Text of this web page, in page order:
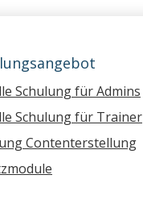
Schulung für Admins
Schulung für Trainer
Contenterstellung